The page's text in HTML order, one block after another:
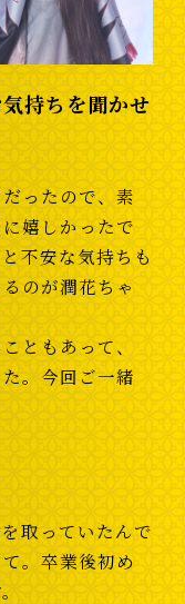
持ちを聞かせ
ったので、素
嬉しかったで
不安な気持ちも
のが潤花ちゃ
ともあって、
。今回ご一緒
取っていたんで
。卒業後初め